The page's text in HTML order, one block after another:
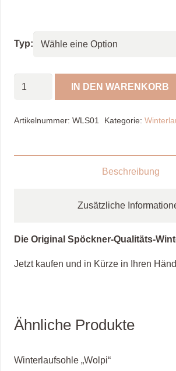
Typ:
IN DEN WARENKORB
Artikelnummer: WLS01 Kategorie:
Beschreibung
Zusätzliche
Die Original Spöckner-Qualitäts-
Jetzt kaufen und in Kürze in Ihren
Ähnliche Produkte
Winterlaufsohle „Wolpi“